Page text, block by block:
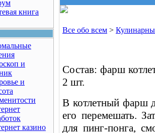
книга
и
и
казино
Все обо всем >
Состав: фарш
2 шт.
В котлетный фарш
его перемешать.
для пинг-понга,